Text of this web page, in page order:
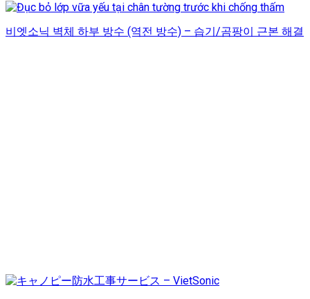
비엣소닉 벽체 하부 방수 (역전 방수) – 습기/곰팡이 근본 해결